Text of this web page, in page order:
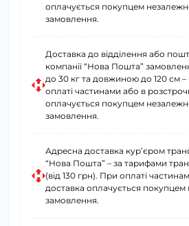
оплачується покупцем
замовлення.
Доставка до відділення або
компанії “Нова Пошта”
до 30 кг та довжиною до 120 см
оплаті частинами або в
оплачується покупцем
замовлення.
Адресна доставка курʼєром
“Нова Пошта” – за тарифами
(від 130 грн). При оплаті
доставка оплачується покупцем
замовлення.